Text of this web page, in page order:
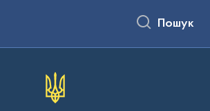
Пошук